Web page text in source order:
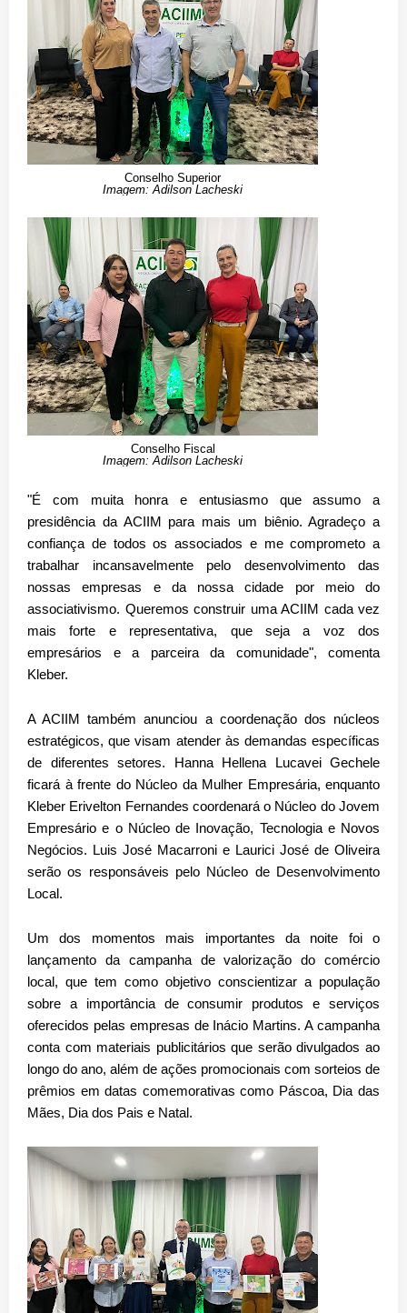
Conselho Superior
Imagem: Adilson Lacheski
Conselho Fiscal
Imagem: Adilson Lacheski
"É com muita honra e entusiasmo que assumo a
presidência da ACIIM para mais um biênio. Agradeço a
confiança de todos os associados e me comprometo a
trabalhar incansavelmente pelo desenvolvimento das
nossas empresas e da nossa cidade por meio do
associativismo. Queremos construir uma ACIIM cada vez
mais forte e representativa, que seja a voz dos
empresários e a parceira da comunidade", comenta
Kleber.
A ACIIM também anunciou a coordenação dos núcleos
estratégicos, que visam atender às demandas específicas
de diferentes setores. Hanna Hellena Lucavei Gechele
ficará à frente do Núcleo da Mulher Empresária, enquanto
Kleber Erivelton Fernandes coordenará o Núcleo do Jovem
Empresário e o Núcleo de Inovação, Tecnologia e Novos
Negócios. Luis José Macarroni e Laurici José de Oliveira
serão os responsáveis pelo Núcleo de Desenvolvimento
Local.
Um dos momentos mais importantes da noite foi o
lançamento da campanha de valorização do comércio
local, que tem como objetivo conscientizar a população
sobre a importância de consumir produtos e serviços
oferecidos pelas empresas de Inácio Martins. A campanha
conta com materiais publicitários que serão divulgados ao
longo do ano, além de ações promocionais com sorteios de
prêmios em datas comemorativas como Páscoa, Dia das
Mães, Dia dos Pais e Natal.